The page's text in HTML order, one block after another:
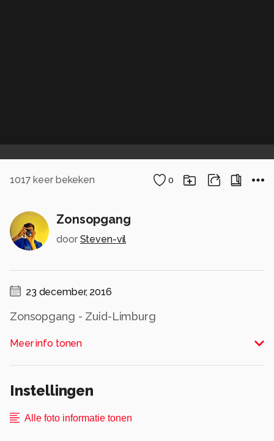
1017 keer bekeken 0
Zonsopgang
door Steven-vil
23 december, 2016
Zonsopgang - Zuid-Limburg
Alle rechten voorbehouden
Meer info tonen
Instellingen
Alle foto informatie tonen